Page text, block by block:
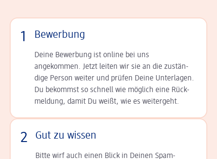
1 Bewerbung
Deine Bewerbung ist online bei uns
angekommen. Jetzt leiten wir sie an die zu­stän­
dige Person weiter und prüfen Deine Unterlagen.
Du bekommst so schnell wie möglich eine Rück­
meldung, damit Du weißt, wie es weitergeht.
2 Gut zu wissen
Bitte wirf auch einen Blick in Deinen Spam-